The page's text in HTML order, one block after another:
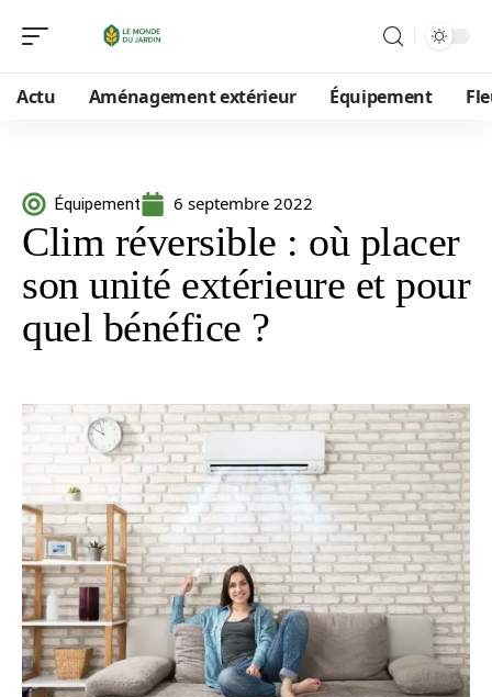
Actu Aménagement extérieur Équipement
Équipement 6 septembre 2022
Clim réversible : où placer
son unité extérieure et pour
quel bénéfice ?